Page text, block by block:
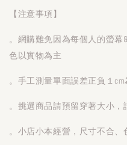
【注意事項】
。網購難免因為每個人的螢
色以實物為主
。手工測量單面誤差正負１
。挑選商品請預留穿著大小，
。小店小本經營，尺寸不合